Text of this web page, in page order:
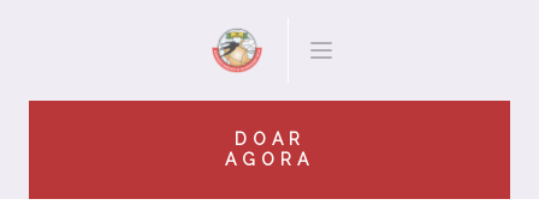
DOAR
AGORA